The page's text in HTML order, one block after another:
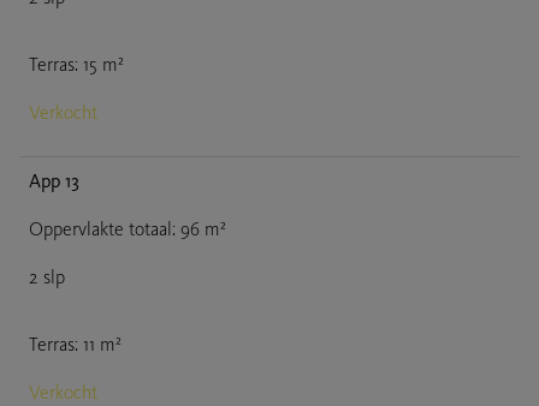
Terras: 15 m²
Verkocht
App 13
Oppervlakte totaal : 96 m²
2 slp
Terras: 11 m²
Verkocht